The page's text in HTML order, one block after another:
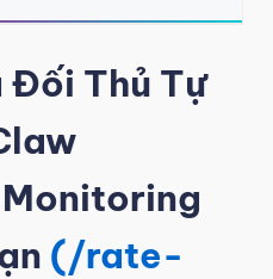
Đối Thủ Tự
(/rate-